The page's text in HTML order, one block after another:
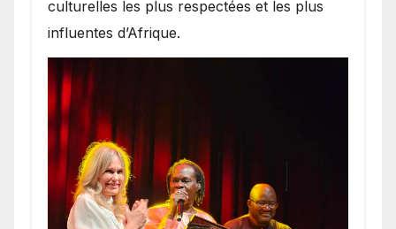
culturelles les plus respectées et les plus
influentes d’Afrique.